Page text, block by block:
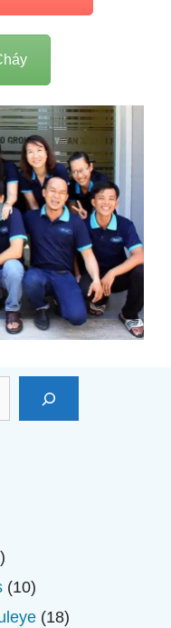
Đã
Của
59 53 59
18
sản
phẩm
1010
sản1818